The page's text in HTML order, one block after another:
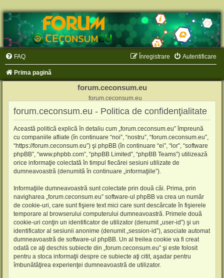
FAQ Autentificare
Înregistrare
Prima pagină
forum.ceconsum.eu
forum.ceconsum.eu
forum.ceconsum.eu - Politica de confidenţialitate
Această politică explică în detaliu cum „forum.ceconsum.eu” împreună
cu companiile afliate (în continuare “noi”, “nostru”, “forum.ceconsum.eu”,
“https://forum.ceconsum.eu”) şi phpBB (în continuare “ei”, “lor”, “software
phpBB”, “www.phpbb.com”, “phpBB Limited”, “phpBB Teams”) utilizează
orice informaţie colectată în timpul fiecărei sesiuni utilizate de
dumneavoastră (denumită în continuare „informaţiile”).
Informaţiile dumneavoastră sunt colectate prin două căi. Prima, prin
navigharea „forum.ceconsum.eu” software-ul phpBB va crea un număr
de cookie-uri, care sunt fişiere text mici care sunt descărcate în fişierele
temporare al browserului computerului dumneavoastră. Primele două
cookie-uri conţin un identificator de utilizator (denumit „user-id”) şi un
identificator al sesiunii anonime (denumit „session-id”), asociate automat
dumneavoastră de software-ul phpBB. Un al treilea cookie va fi creat
odată ce aţi deschis subiecte din „forum.ceconsum.eu” şi este folosit
pentru a stoca informaţii despre ce subiecte aţi citit, aşadar pentru
îmbunătăţirea experienţei dumneavoastră de utilizator.